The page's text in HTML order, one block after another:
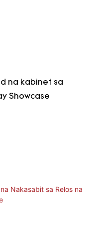
na kabinet sa
Showcase